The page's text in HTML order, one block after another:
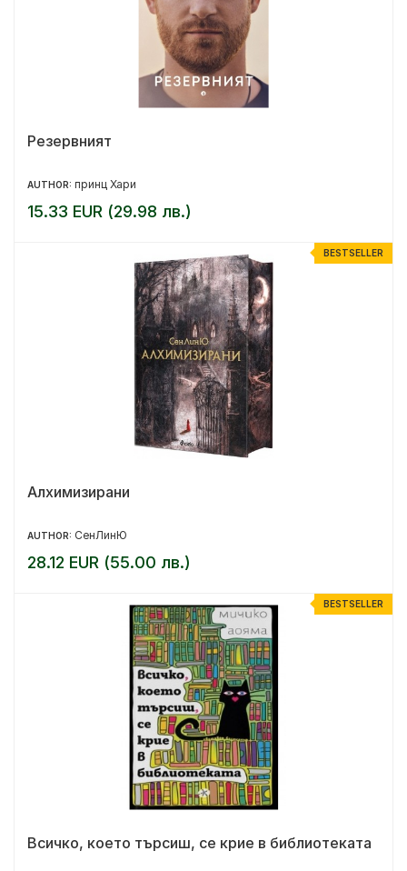
Резервният
AUTHOR: принц Хари
15.33 EUR (29.98 лв.)
BESTSELLER
Алхимизирани
AUTHOR: СенЛинЮ
28.12 EUR (55.00 лв.)
BESTSELLER
Всичко, което търсиш, се крие в библиотеката